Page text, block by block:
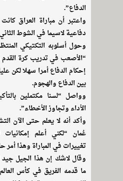
الدفاع”.
واعتبر أن مباراة العراق
دفاعية لاسيما في الشوط
وحول أسلوبه التكتيكي
“الأصعب في تدريب كرة
إحكام الدفاع أمرا سهلا لكن
بين الدفاع والهجوم.
وواصل “لسنا مكتملين
الأداء وتجاوز الأخطاء”.
وأكد أنه لا يعلم حتى الآن
عُمان “لكني أعلم
تغييرات في المباراة وهذا أمر
وقال لاشك إن هذا الجيل جيد